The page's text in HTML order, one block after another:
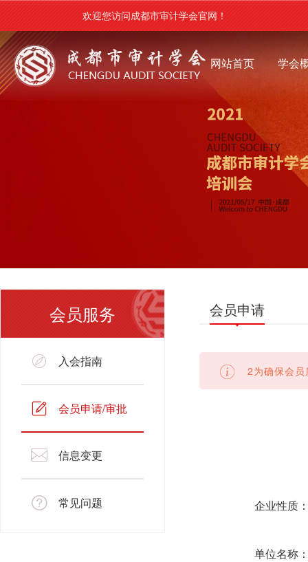
欢迎您访问成都市审计学会官网！
网站首页 学会
会员服务
入会指南
会员申请/审批
信息变更
常见问题
会员申请
2为确保会
企业性质
单位名称